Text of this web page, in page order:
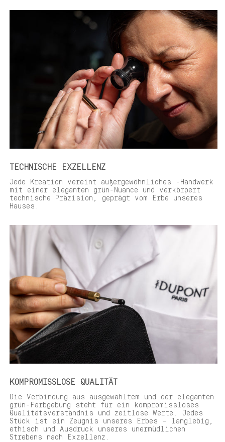
TECHNISCHE EXZELLENZ
Jede Kreation vereint außergewöhnliches -Handwerk
mit einer eleganten grün-Nuance und verkörpert
technische Präzision, geprägt vom Erbe unseres
Hauses.
KOMPROMISSLOSE QUALITÄT
Die Verbindung aus ausgewähltem und der eleganten
grün-Farbgebung steht für ein kompromissloses
Qualitätsverständnis und zeitlose Werte. Jedes
Stück ist ein Zeugnis unseres Erbes – langlebig,
ethisch und Ausdruck unseres unermüdlichen
Strebens nach Exzellenz.